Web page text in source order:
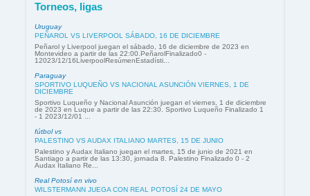
Torneos, ligas
Uruguay
PEÑAROL VS LIVERPOOL SÁBADO, 16 DE DICIEMBRE
Peñarol y Liverpool juegan el sábado, 16 de diciembre de 2023 en
Montevideo a partir de las 22:00.PeñarolFinalizado0 -
12023/12/16LiverpoolResúmenEstadísti...
Paraguay
SPORTIVO LUQUEÑO VS NACIONAL ASUNCIÓN VIERNES, 1 DE
DICIEMBRE
Sportivo Luqueño y Nacional Asunción juegan el viernes, 1 de diciembre
de 2023 en Luque a partir de las 22:30. Sportivo Luqueño Finalizado 1
- 1 2023/12/01 ...
fútbol vs
PALESTINO VS AUDAX ITALIANO MARTES, 15 DE JUNIO
Palestino y Audax Italiano juegan el martes, 15 de junio de 2021 en
Santiago a partir de las 13:30, jornada 8. Palestino Finalizado 0 - 2
Audax Italiano Re...
Real Potosí en vivo
WILSTERMANN JUEGA CON REAL POTOSÍ 24 DE MAYO